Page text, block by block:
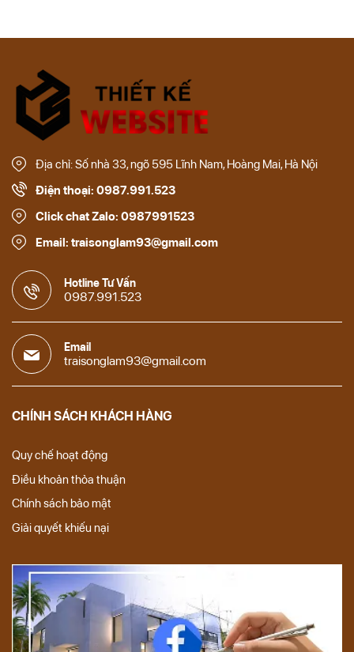
Địa chỉ: Số nhà 33, ngõ 595 Lĩnh Nam, Hoàng Mai, Hà Nội
Điện thoại: 0987.991.523
Click chat Zalo: 0987991523
Email: traisonglam93@gmail.com
Hotline Tư Vấn
0987.991.523
Email
traisonglam93@gmail.com
CHÍNH SÁCH KHÁCH HÀNG
Quy chế hoạt động
Điều khoản thỏa thuận
Chính sách bảo mật
Giải quyết khiếu nại